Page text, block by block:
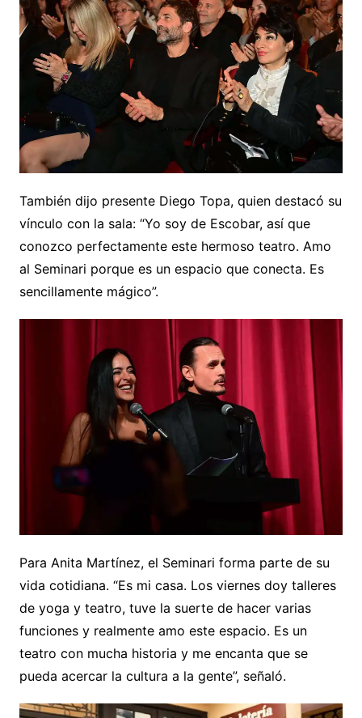
También dijo presente Diego Topa, quien destacó su
vínculo con la sala: “Yo soy de Escobar, así que
conozco perfectamente este hermoso teatro. Amo
al Seminari porque es un espacio que conecta. Es
sencillamente mágico”.
Para Anita Martínez, el Seminari forma parte de su
vida cotidiana. “Es mi casa. Los viernes doy talleres
de yoga y teatro, tuve la suerte de hacer varias
funciones y realmente amo este espacio. Es un
teatro con mucha historia y me encanta que se
pueda acercar la cultura a la gente”, señaló.